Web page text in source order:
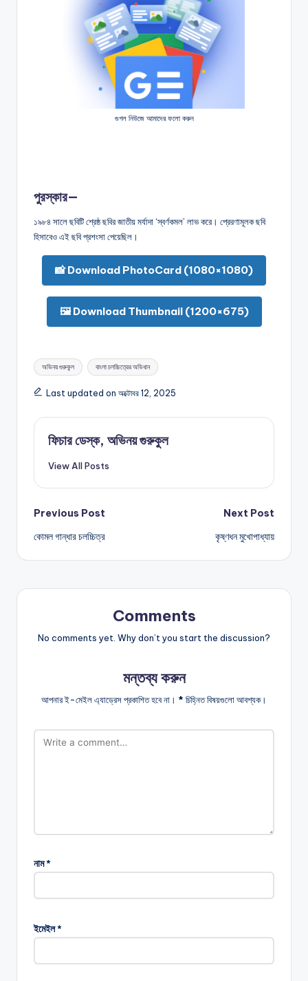
গুগল নিউজে আমাদের ফলো করুন
পুরস্কার—
১৯৮৪ সালে ছবিটি শ্রেষ্ঠ ছবির জাতীয় মর্যাদা ‘স্বর্ণকমল’ লাভ করে। প্রেরণামূলক ছবি
হিসাবেও এই ছবি প্রশংসা পেয়েছিল।
📸 Download PhotoCard (1080×1080)
🖼️ Download Thumbnail (1200×675)
Tags:
অভিনয় গুরুকুল বাংলা চলচ্চিত্রের অভিধান
Last updated on অক্টোবর 12, 2025
ফিচার ডেস্ক, অভিনয় গুরুকুল
View All Posts
Post
navigation
Previous Post
কোমল গান্ধার চলচ্চিত্র
Next Post
কৃষ্ণধন মুখোপাধ্যায়
Comments
No comments yet. Why don’t you start the discussion?
মন্তব্য করুন
আপনার ই-মেইল এ্যাড্রেস প্রকাশিত হবে না। * চিহ্নিত বিষয়গুলো আবশ্যক।
নাম*
ইমেইল*